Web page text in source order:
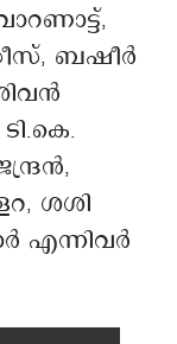
ബഷീർ
ശശി
എന്നിവർ